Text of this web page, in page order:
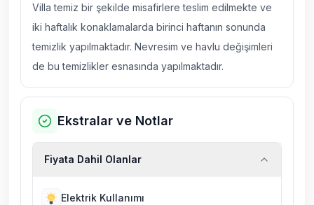
Villa temiz bir şekilde misafirlere teslim edilmekte ve
iki haftalık konaklamalarda birinci haftanın sonunda
temizlik yapılmaktadır. Nevresim ve havlu değişimleri
de bu temizlikler esnasında yapılmaktadır.
Ekstralar ve Notlar
Fiyata Dahil Olanlar
Elektrik Kullanımı